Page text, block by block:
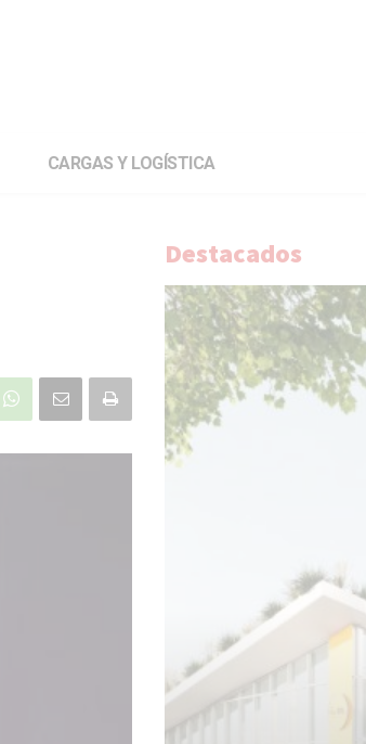
CARGAS Y LOGÍSTICA
Destacados